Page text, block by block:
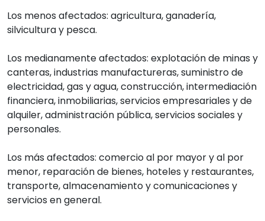
Los menos afectados: agricultura, ganadería,
silvicultura y pesca.
Los medianamente afectados: explotación de minas y
canteras, industrias manufactureras, suministro de
electricidad, gas y agua, construcción, intermediación
financiera, inmobiliarias, servicios empresariales y de
alquiler, administración pública, servicios sociales y
personales.
Los más afectados: comercio al por mayor y al por
menor, reparación de bienes, hoteles y restaurantes,
transporte, almacenamiento y comunicaciones y
servicios en general.